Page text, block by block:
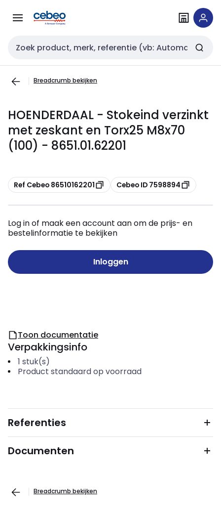
naar
naar
Zoekveld invoer
Breadcrumb bekijken
HOENDERDAAL - Stokeind verzinkt
met zeskant en Torx25 M8x70
(100) - 8651.01.62201
Kopiëren
Ref Cebeo 86510162201 Kopiëren
Cebeo ID 7598894
Log in of maak een account aan om de prijs- en
bestelinformatie te bekijken
Inloggen
Toon documentatie
Verpakkingsinfo
1 stuk(s)
Product standaard op voorraad
Referenties
Documenten
Breadcrumb bekijken